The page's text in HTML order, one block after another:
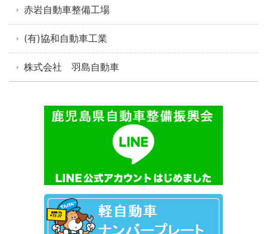
赤岩自動車整備工場
(有)協和自動車工業
株式会社 羽島自動車